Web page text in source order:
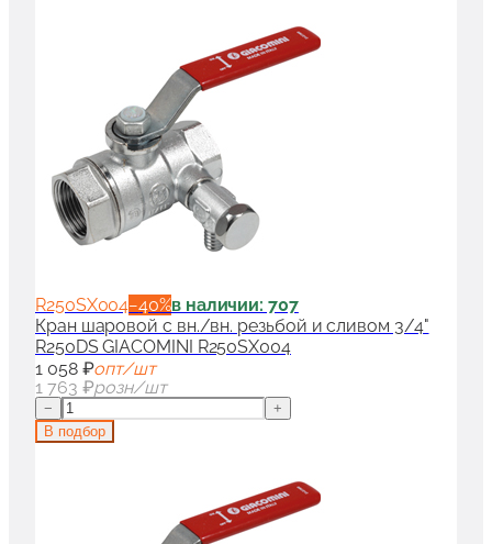
R250SX004−40%в наличии: 707
Кран шаровой с вн./вн. резьбой и сливом 3/4"
R250DS GIACOMINI R250SX004
1 058 ₽опт/шт
1 763 ₽розн/шт
−
+
В подбор